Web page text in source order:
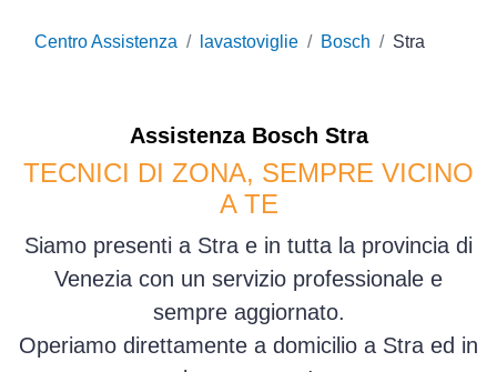
Centro Assistenza lavastoviglie Bosch Stra
Assistenza Bosch Stra
TECNICI DI ZONA, SEMPRE VICINO
A TE
Siamo presenti a Stra e in tutta la provincia di
Venezia con un servizio professionale e
sempre aggiornato.
Operiamo direttamente a domicilio a Stra ed in